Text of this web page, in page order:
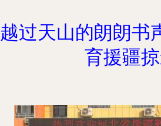
越过天山的朗朗
育援疆